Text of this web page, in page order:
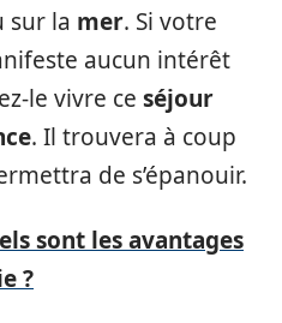
sur la mer. Si votre
aucun intérêt
le vivre ce séjour
. Il trouvera à coup
de s’épanouir.
sont les avantages
?